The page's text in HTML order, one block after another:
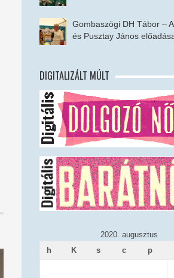
Gombaszögi DH Tábor –
és Pusztay János
DIGITALIZÁLT MÚLT
2020. augusztus
h
K s c p